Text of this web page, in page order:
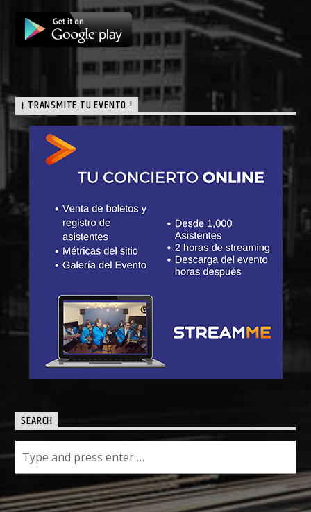
¡ TRANSMITE TU EVENTO !
SEARCH